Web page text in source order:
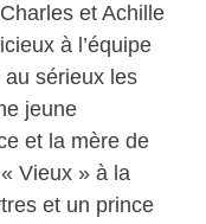
et Achille
à l’équipe
sérieux les
jeune
et la mère de
Vieux » à la
et un prince